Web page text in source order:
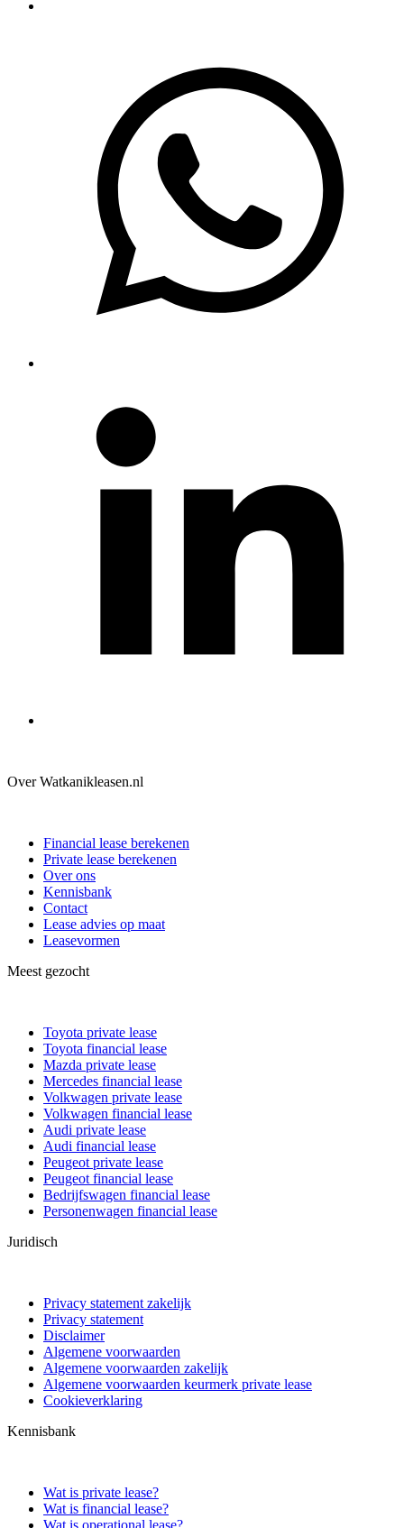
Over Watkanikleasen.nl
Financial lease berekenen
Private lease berekenen
Over ons
Kennisbank
Contact
Lease advies op maat
Leasevormen
Meest gezocht
Toyota private lease
Toyota financial lease
Mazda private lease
Mercedes financial lease
Volkwagen private lease
Volkwagen financial lease
Audi private lease
Audi financial lease
Peugeot private lease
Peugeot financial lease
Bedrijfswagen financial lease
Personenwagen financial lease
Juridisch
Privacy statement zakelijk
Privacy statement
Disclaimer
Algemene voorwaarden
Algemene voorwaarden zakelijk
Algemene voorwaarden keurmerk private lease
Cookieverklaring
Kennisbank
Wat is private lease?
Wat is financial lease?
Wat is operational lease?